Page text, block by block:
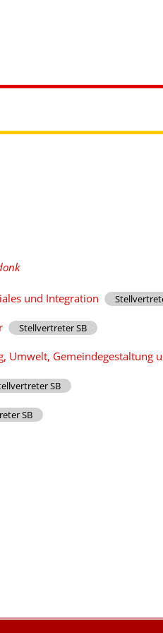
und Integration
Stellvertreter SB
Umwelt, Gemeindegestaltung
SB
SB